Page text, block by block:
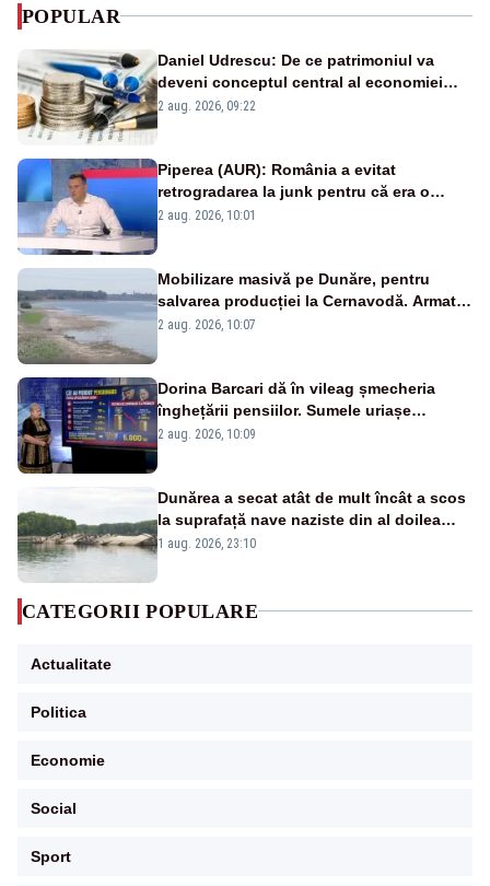
POPULAR
Daniel Udrescu: De ce patrimoniul va
deveni conceptul central al economiei
viitoare?
2 aug. 2026, 09:22
Piperea (AUR): România a evitat
retrogradarea la junk pentru că era o
catastrofă pentru bănci și fondurile de
2 aug. 2026, 10:01
Mobilizare masivă pe Dunăre, pentru
salvarea producției la Cernavodă. Armata
va detona o stâncă și va devia apa
2 aug. 2026, 10:07
Dorina Barcari dă în vileag șmecheria
înghețării pensiilor. Sumele uriașe
pierdute de fiecare român
2 aug. 2026, 10:09
Dunărea a secat atât de mult încât a scos
la suprafață nave naziste din al doilea
război mondial
1 aug. 2026, 23:10
CATEGORII POPULARE
Actualitate
Politica
Economie
Social
Sport